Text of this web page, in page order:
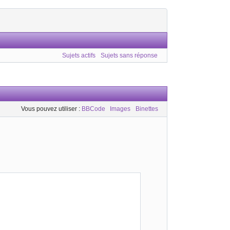
Sujets actifs Sujets sans réponse
Vous pouvez utiliser : BBCode Images Binettes